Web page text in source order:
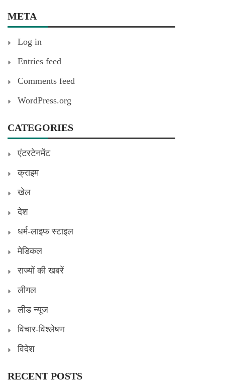
META
Log in
Entries feed
Comments feed
WordPress.org
CATEGORIES
एंटरटेनमेंट
क्राइम
खेल
देश
धर्म-लाइफ स्टाइल
मेडिकल
राज्यों की खबरें
लीगल
लीड न्यूज
विचार-विश्लेषण
विदेश
RECENT POSTS